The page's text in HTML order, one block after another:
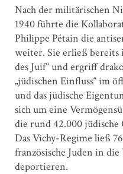
Nach der militärischen
1940 führte die
Philippe Pétain die
weiter. Sie erließ bereits
des Juif“ und ergriff
„jüdischen Einfluss“ im
und das jüdische
sich um eine
die rund 42.000 jüdische
Das Vichy-Regime ließ
französische Juden in
deportieren.